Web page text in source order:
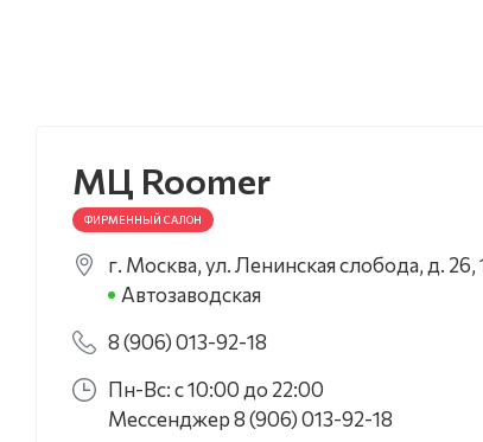
МЦ Roomer
ФИРМЕННЫЙ САЛОН
г. Москва, ул. Ленинская слобода, д. 26,
Автозаводская
8 (906) 013-92-18
Пн-Вс: с 10:00 до 22:00
Мессенджер 8 (906) 013-92-18